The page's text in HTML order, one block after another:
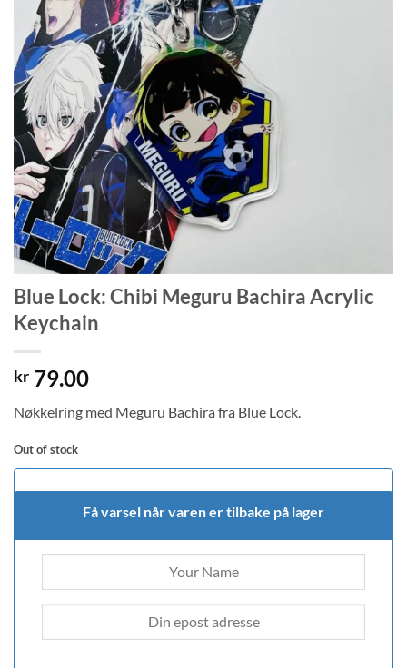
Blue Lock: Chibi Meguru Bachira Acrylic
Keychain
kr 79.00
Nøkkelring med Meguru Bachira fra Blue Lock.
Out of stock
Få varsel når varen er tilbake på lager